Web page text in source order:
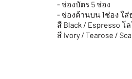
- ช่องบัตร 5 ช่อง
- ช่องด้านบน 1ช่อง ใ
สี Black / Espresso
สี Ivory / Tearose /